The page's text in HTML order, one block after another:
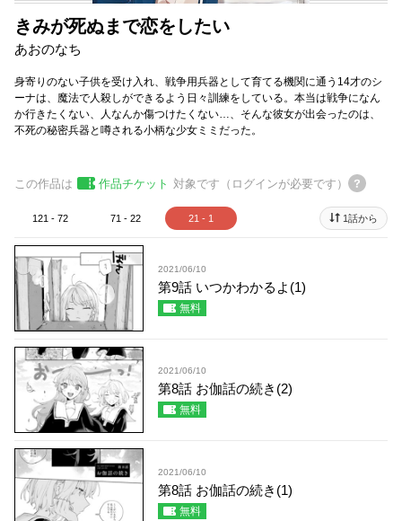
きみが死ぬまで恋をしたい
あおのなち
身寄りのない子供を受け入れ、戦争用兵器として育てる機関に通う14才のシ
ーナは、魔法で人殺しができるよう日々訓練をしている。本当は戦争になん
か行きたくない、人なんか傷つけたくない…、そんな彼女が出会ったのは、
不死の秘密兵器と噂される小柄な少女ミミだった。
この作品は 作品チケット 対象です（ログインが必要です）
121 - 72 71 - 22 21 - 1 1話から
2021/06/10
第9話 いつかわかるよ(1)
無料
2021/06/10
第8話 お伽話の続き(2)
無料
2021/06/10
第8話 お伽話の続き(1)
無料